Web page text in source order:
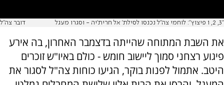
"3, 2, 1 פיצוץ": לוחמי צה"ל נכנסו לסילת' אל חרית'יה - וסגרו מעגל דובר צה"ל
את השבת המתוחה שהייתה בדצמבר האחרון, בה אירע
פיגוע רצחני סמוך ליישוב חומש - כולם באיו"ש זוכרים
היטב. אתמול לפנות בוקר, הגיעו כוחות צה"ל לסגור את